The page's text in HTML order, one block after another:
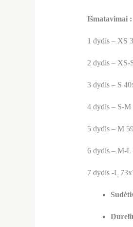
Išmatavimai :
1 dydis – XS
2 dydis – XS-
3 dydis – S
4 dydis – S-
5 dydis – M
6 dydis – M-L
7 dydis -L